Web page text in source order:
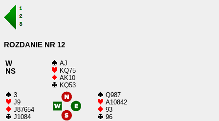
ROZDANIE NR 12
W
NS
AJ
KQ75
AK10
KQ53
3
J9
J87654
J1084
Q987
A10842
93
96